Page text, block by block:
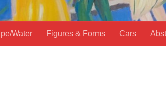
Water Figures & Forms Cars